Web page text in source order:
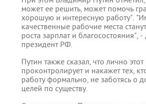
может ее решить, может помочь
хорошую и интересную работу".
качественные рабочие места
роста зарплат и благосостояния",
президент РФ.
Путин также сказал, что лично
проконтролирует и накажет тех,
работу формально, не заботясь о
целей по существу.